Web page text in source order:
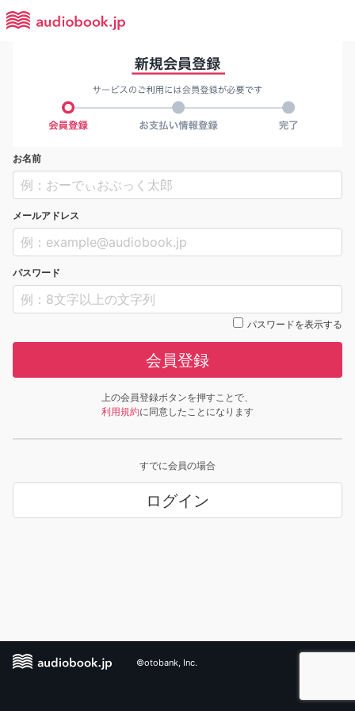
お名前
メールアドレス
パスワード
パスワードを表示する
会員登録
上の会員登録ボタンを押すことで、
利用規約に同意したことになります
すでに会員の場合
ログイン
©otobank, Inc.